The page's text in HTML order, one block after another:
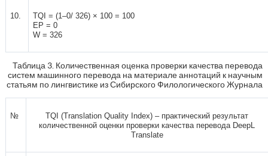
10.
TQI = (1–0/ 326) × 100 = 100
EP = 0
W = 326
Таблица 3. Количественная оценка проверки качества перевода
систем машинного перевода на материале аннотаций к научным
статьям по лингвистике из Сибирского Филологического Журнала
№
TQI (Translation Quality Index) – практический результат
количественной оценки проверкикачества перевода DeepL
Translate